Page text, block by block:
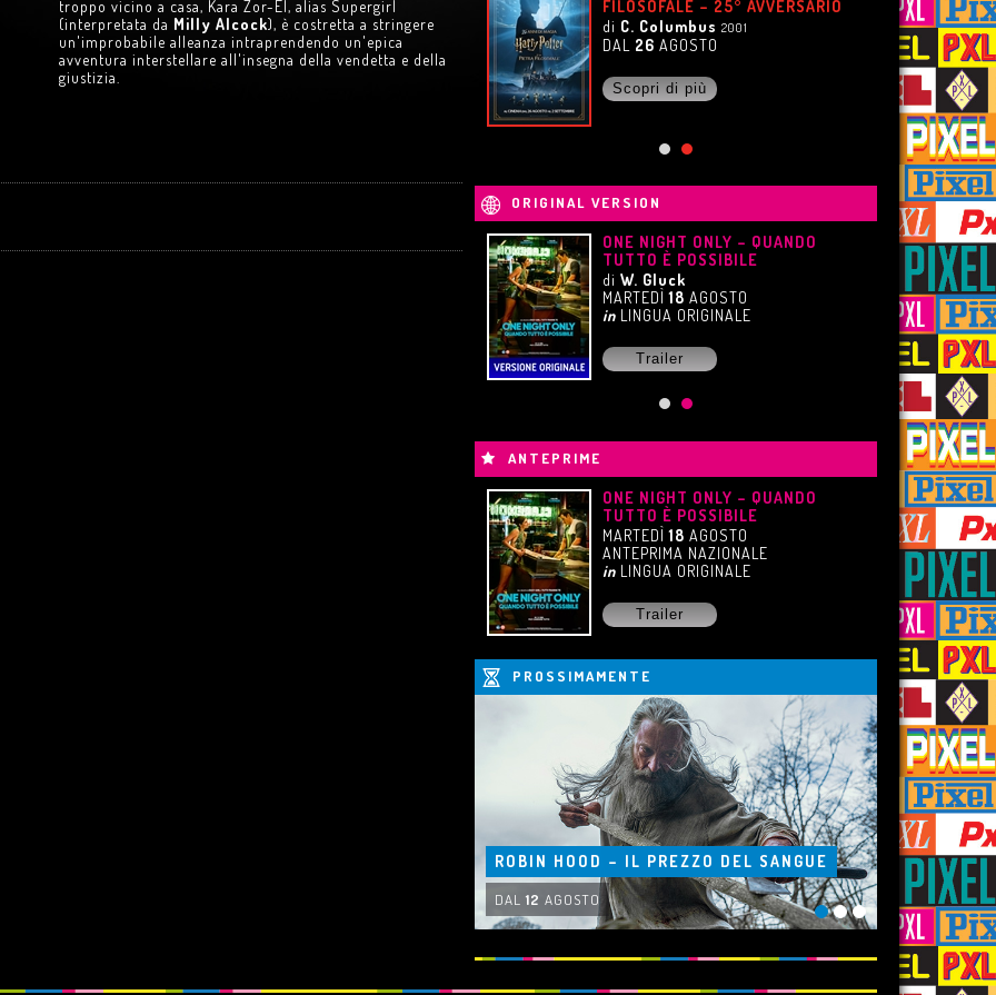
troppo vicino a casa, Kara Zor-El, alias Supergirl
(interpretata da Milly Alcock), è costretta a stringere
un'improbabile alleanza intraprendendo un'epica
avventura interstellare all'insegna della vendetta e della
giustizia.
diW. Wenders 1994
10e11AGOSTO
Acquista Trailer
FILOSOFALE – 25° AVVERSARIO
di C. Columbus2001
DAL 26 AGOSTO
Scopri di più
ORIGINAL VERSION
ONE NIGHT ONLY – QUANDO
TUTTO È POSSIBILE
diW. Gluck
MARTEDÌ 18 AGOSTO
in LINGUA ORIGINALE
Trailer
ANTEPRIME
ONE NIGHT ONLY – QUANDO
TUTTO È POSSIBILE
MARTEDÌ18 AGOSTO
ANTEPRIMA NAZIONALE
in LINGUA ORIGINALE
Trailer
PROSSIMAMENTE
ROBIN HOOD – IL PREZZO DEL SANGUE
DAL12 AGOSTO